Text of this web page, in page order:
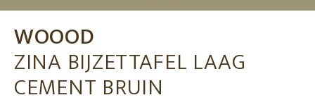
WOOOD
ZINA BIJZETTAFEL LAAG
CEMENT BRUIN